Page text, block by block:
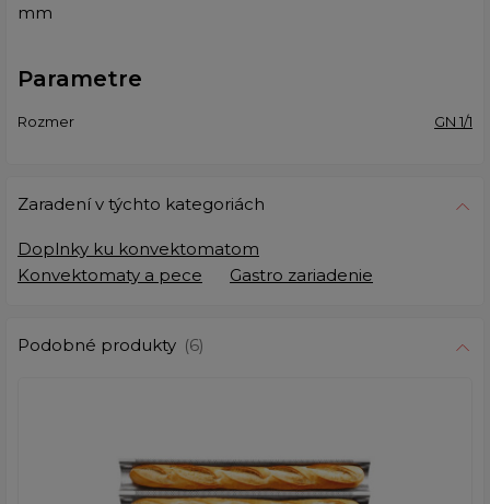
mm
Parametre
Rozmer GN 1/1
Zaradení v týchto kategoriách
Doplnky ku konvektomatom
Konvektomaty a pece
Gastro zariadenie
Podobné produkty (6)